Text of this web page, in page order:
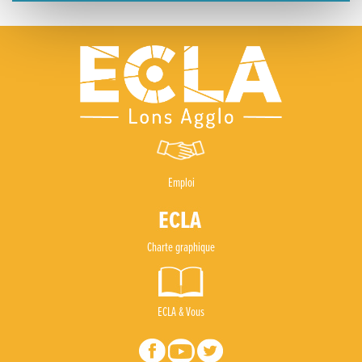
Emploi
Charte graphique
ECLA & Vous